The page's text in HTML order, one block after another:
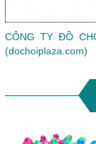
CÔNG TY ĐỒ
(dochoiplaza.com)